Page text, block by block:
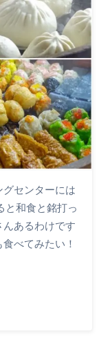
センターには
と和食と銘打っ
あるわけです
べてみたい！